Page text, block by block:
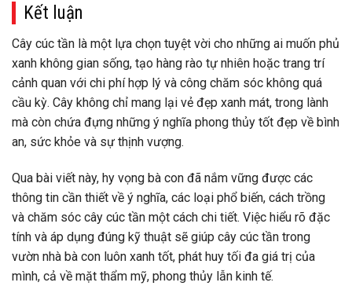
Kết luận
Cây cúc tần là một lựa chọn tuyệt vời cho những ai muốn phủ
xanh không gian sống, tạo hàng rào tự nhiên hoặc trang trí
cảnh quan với chi phí hợp lý và công chăm sóc không quá
cầu kỳ. Cây không chỉ mang lại vẻ đẹp xanh mát, trong lành
mà còn chứa đựng những ý nghĩa phong thủy tốt đẹp về bình
an, sức khỏe và sự thịnh vượng.
Qua bài viết này, hy vọng bà con đã nắm vững được các
thông tin cần thiết về ý nghĩa, các loại phổ biến, cách trồng
và chăm sóc cây cúc tần một cách chi tiết. Việc hiểu rõ đặc
tính và áp dụng đúng kỹ thuật sẽ giúp cây cúc tần trong
vườn nhà bà con luôn xanh tốt, phát huy tối đa giá trị của
mình, cả về mặt thẩm mỹ, phong thủy lẫn kinh tế.